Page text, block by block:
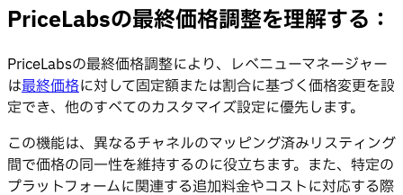
PriceLabsの最終価格調整を理解する：
PriceLabsの最終価格調整により、レベニューマネージャー
は最終価格に対して固定額または割合に基づく価格変更を設
定でき、他のすべてのカスタマイズ設定に優先します。
この機能は、異なるチャネルのマッピング済みリスティング
間で価格の同一性を維持するのに役立ちます。また、特定の
プラットフォームに関連する追加料金やコストに対応する際